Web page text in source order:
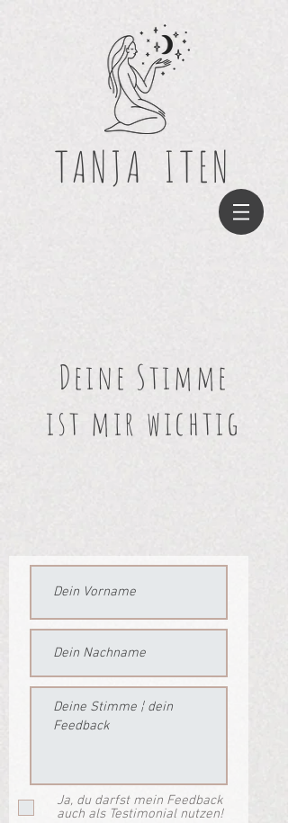
TANJA ITEN
Deine Stimme
ist mir wichtig
Ja, du darfst mein Feedback
auch als Testimonial nutzen!